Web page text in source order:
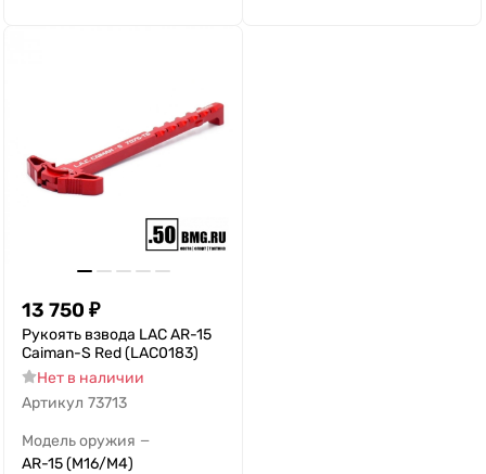
13 750 ₽
Рукоять взвода LAC AR-15
Caiman-S Red (LAC0183)
Нет в наличии
Артикул 73713
Модель оружия —
AR-15 (M16/M4)